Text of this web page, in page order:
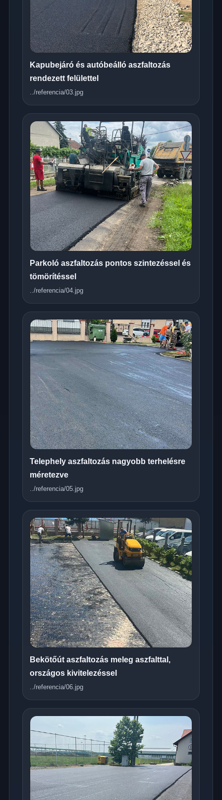
Kapubejáró és autóbeálló aszfaltozás
rendezett felülettel
../referencia/03.jpg
Parkoló aszfaltozás pontos szintezéssel és
tömörítéssel
../referencia/04.jpg
Telephely aszfaltozás nagyobb terhelésre
méretezve
../referencia/05.jpg
Bekötőút aszfaltozás meleg aszfalttal,
országos kivitelezéssel
../referencia/06.jpg